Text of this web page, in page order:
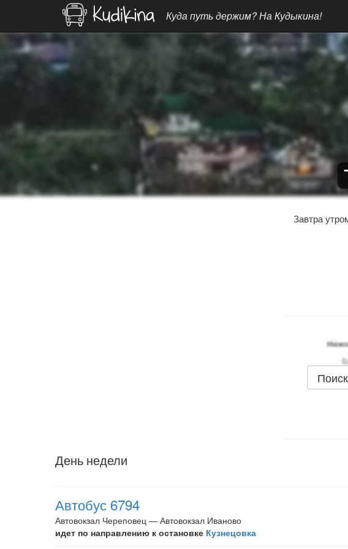
Куда путь держим? На Кудыкина!
Завтра
День недели
Автобус 6794
Автовокзал Череповец — Автовокзал Иваново
идет по направлению к остановке Кузнецовка